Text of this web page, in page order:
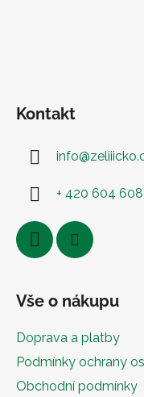
Kontakt
info@
+ 420 604
Vše o nákupu
Doprava a platby
Podmínky ochrany
Obchodní podmínky